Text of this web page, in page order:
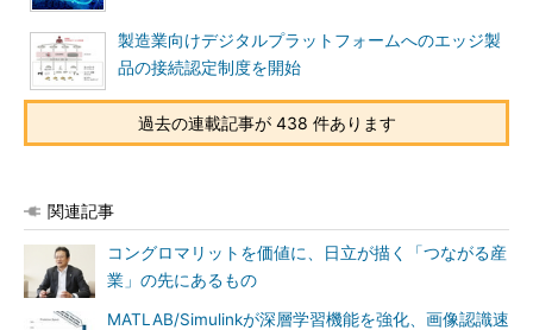
製造業向けデジタルプラットフォームへのエッジ製
品の接続認定制度を開始
過去の連載記事が 438 件あります
関連記事
コングロマリットを価値に、日立が描く「つながる産
業」の先にあるもの
MATLAB/Simulinkが深層学習機能を強化、画像認識速